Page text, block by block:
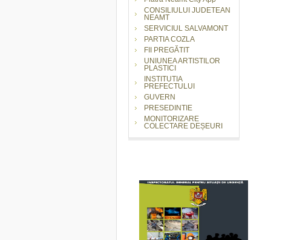
CONSILIULUI JUDETEAN
NEAMT
SERVICIUL SALVAMONT
PARTIA COZLA
FII PREGĂTIT
UNIUNEA ARTISTILOR
PLASTICI
INSTITUTIA
PREFECTULUI
GUVERN
PRESEDINTIE
MONITORIZARE
COLECTARE DEȘEURI